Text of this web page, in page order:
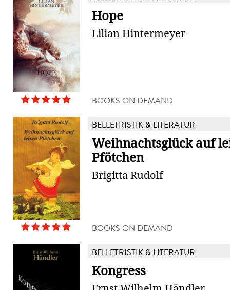
Hope
Lilian Hintermeyer
BOOKS ON DEMAND
BELLETRISTIK & LITERATUR
Weihnachtsglück auf
Pfötchen
Brigitta Rudolf
BOOKS ON DEMAND
BELLETRISTIK & LITERATUR
Kongress